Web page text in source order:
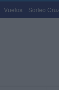
Vuelos Sorteo